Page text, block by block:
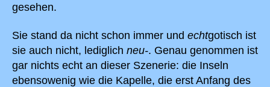
gesehen.
Sie stand da nicht schon immer und echtgotisch ist
sie auch nicht, lediglich neu-. Genau genommen ist
gar nichts echt an dieser Szenerie: die Inseln
ebensowenig wie die Kapelle, die erst Anfang des